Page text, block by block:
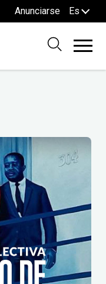
Anunciarse Es